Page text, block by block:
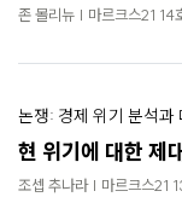
존 몰리뉴 | 마르크스21
논쟁: 경제 위기 분석과
현 위기에 대한 제
조셉 추나라 | 마르크스21